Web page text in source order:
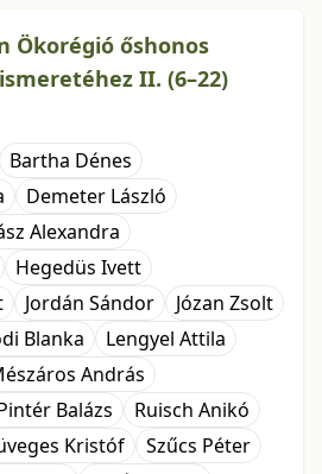
Ökorégió őshonos
II. (6–22)
Bartha Dénes
Demeter László
Alexandra
Hegedüs Ivett
Jordán Sándor
Józan Zsolt
Blanka
Lengyel Attila
András
Balázs
Ruisch Anikó
Kristóf
Szűcs Péter